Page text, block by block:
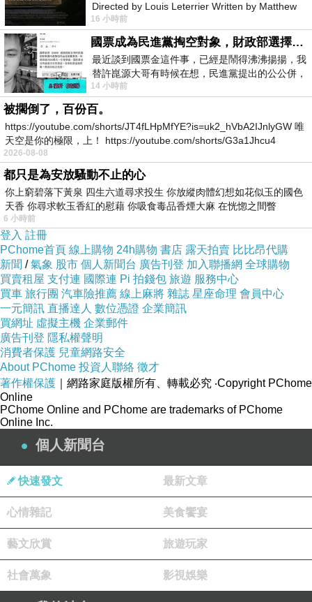
當初觀賞《無》
純粹好奇尺度，因為是素人（香港棒球隊隊員）演出，
故事也沒啥吸引，快轉播完。我對雲翔作品留下印象，始於《永》片，
可能是因為男主角
李家濠演得好（於第10屆華語電影傳媒大獎奪得《最
佳新演員》，保守的香港電影金像獎，反而欠他一個《最佳新演員獎》
提名！），亦可能是基於故事的真實性，電影拍出來很寫實，情感也真
摯，一位同志愛上異性戀者，同志經濟富裕，異性戀者家境清貧，很老
土地，有錢那位施予援助，對方為了報恩，將自己的身體獻上……大綱
是如此，好像蠻無趣，可是，拍得很好看！
雲翔在片頭及片尾的呈獻手法相當特別，前面詭異，後面理想化，並道
出了自己對生死之看法，充滿著屬於導演的視野。骨子裡說的是愛情故
事，雖然拍不出兩男之間難以言喻的曖昧情愫（我對那份情感還真感到
疑惑和不解）和跨時代感，但以新導演而論，他詮釋出一份韻味（香港
電影金像獎也欠他一個《最佳新晉導演獎》的入圍），我認為，無論是
任何性取向，肯定會被打動，前提是，你肯不肯放下成見，看下去。
後來的《安非他命》，我沒有很喜歡，故事架構雷同，同樣是年輕才俊
愛上異性戀窮小子，兩人之間存在的不曉得是愛情或是回報，用毒品來
形容愛得瘋顛，我覺得過了頭，即便習慣了他要眾男女演員們一再裸身
露體，很多時候，我卻覺得沒那個必要。男主角彭冠期演得拼搏，終給
雲氏出品零的突破，問鼎第30屆香港電影金像獎《最佳新演員獎》，雖
敗猶榮啦！不得不承認，雲翔已自成一格，執導功力持續提升。
基本上，他開啟了香港影壇另一道窗，港產片以武俠、動作、警匪片聞
名，情色或明刀明槍表現性愛這一塊，反而不及60-80年代昔日影壇前
輩們大膽，充分體現出越開放越保守現象。你可以解讀成：由於導演有
心裡關口還真難去除。不過，始終不是大眾流行的片型，只能被歸類為
Directed by Louis Leterrier Written by Matthew
Robinson Starring Greta Lee Wa
16 小時前
國票成為民進黨掏空對象，財政部選擇性失憶
最近談到國票金這件事，已經是鬧得沸沸揚揚，我
替許崑源大哥有時候在想，民進黨提出的公公併，
其實就是想要國庫通黨庫，鬧出最大的醜
14 小時前
被擱倒了，百份百。
https://youtube.com/shorts/JT4fLHpMfYE?is=uk2_hVbA2IJnlyGW 唯
天空是你的極限，上！ https://youtube.com/shorts/G3a1Jhcu4
2026-08-08
都只是為安放騷動不止的心
你上窮碧落下黃泉 四生六道尋求投生 你放縱肉體幻想如花似玉的國色
天香 你尋求軟玉香紅的慰藉 你吸食毒品香煙大麻 在恍惚之間瞥
6 小時前
登入 註冊
PChome首頁 線上購物 24h購物 書店 露天拍賣 比比昂代購
新聞 /氣象 股市 個人新聞台 廣告刊登 加入聯播網 全球購物
買賣租屋 支付連 國際連 Pi 拍錢包 旅遊 服務中心
買車 旅行團 汽車險推薦 線上麻將 雜誌 星座命理 會員中心
一元簡訊 直播達人 數位憑證 企業簡訊
買網址 虛擬主機 企業郵件
廣告刊登 隱私權聲明
消費者保護 兒童網路安全
About PChome 投資人聯絡 徵才
著作權保護 ｜網路家庭版權所有、轉載必究 ‧Copyright PChome
Online
PChome Online and PChome are trademarks of PChome
Online Inc.
個人新聞台
快速發文 最新文章
心情雜記 美食饗宴
藝文欣賞 旅遊玩家
社會萬象 影視娛樂